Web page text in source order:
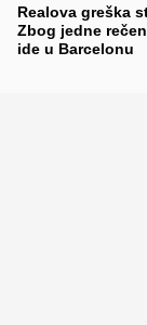
Realova greška
Zbog jedne
ide u Barcelonu